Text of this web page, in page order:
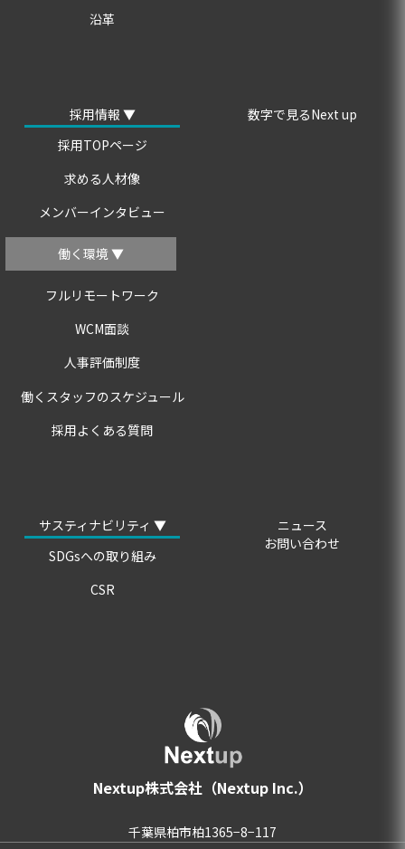
Nextup株式会社（Nextup Inc.）
千葉県柏市柏1365−8−117
沿革
採用情報 ▼
採用TOPページ
求める人材像
メンバーインタビュー
働く環境 ▼
フルリモートワーク
WCM面談
人事評価制度
働くスタッフのスケジュール
採用よくある質問
数字で見るNext up
サスティナビリティ ▼
SDGsへの取り組み
CSR
ニュース
お問い合わせ